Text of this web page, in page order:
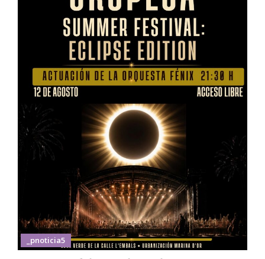
_pnoticia5